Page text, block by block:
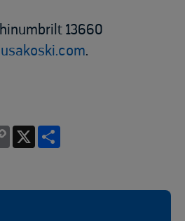
13660
.
Copy